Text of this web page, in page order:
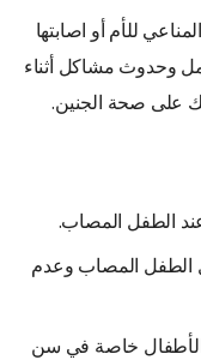
للأم أو اصابتها
وحدوث مشاكل أثناء
على صحة الجنين.
الطفل المصاب.
الطفل المصاب وعدم
الأطفال خاصة في سن